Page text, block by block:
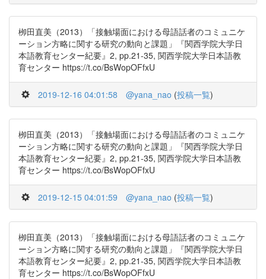
栁田直美（2013）「接触場面における母語話者のコミュニケ
ーション方略に関する研究の動向と課題」『関西学院大学日
本語教育センター紀要』2, pp.21-35, 関西学院大学日本語教
育センター https://t.co/BsWopOFfxU
2019-12-16 04:01:58 @yana_nao (投稿一覧)
栁田直美（2013）「接触場面における母語話者のコミュニケ
ーション方略に関する研究の動向と課題」『関西学院大学日
本語教育センター紀要』2, pp.21-35, 関西学院大学日本語教
育センター https://t.co/BsWopOFfxU
2019-12-15 04:01:59 @yana_nao (投稿一覧)
栁田直美（2013）「接触場面における母語話者のコミュニケ
ーション方略に関する研究の動向と課題」『関西学院大学日
本語教育センター紀要』2, pp.21-35, 関西学院大学日本語教
育センター https://t.co/BsWopOFfxU